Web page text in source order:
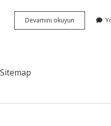
Devamını okuyun
mideye
Sitemap